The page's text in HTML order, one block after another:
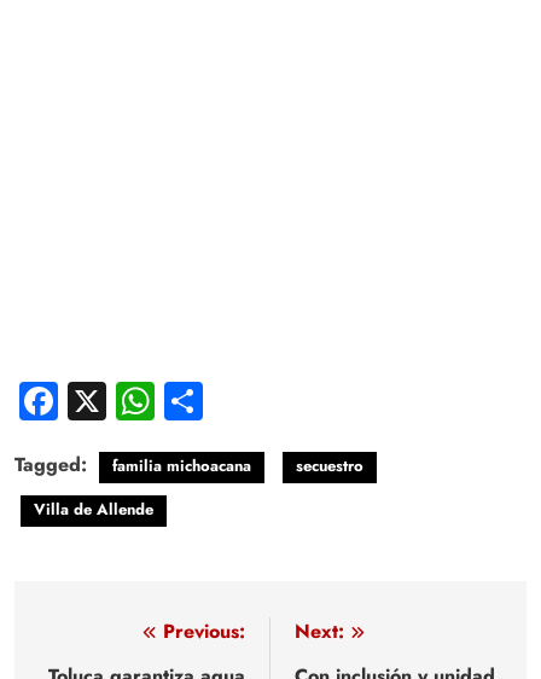
Facebook
X WhatsApp
Tagged: familia michoacana
secuestro
Villa de Allende
NavegaciónPrevious:
Next: